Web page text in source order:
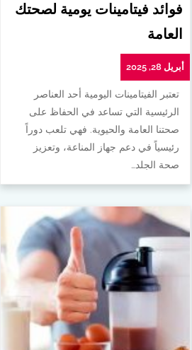
فوائد فيتامينات يومية لصحتك
العامة
أبريل 28, 2025
تعتبر الفيتامينات اليومية أحد العناصر
الرئيسية التي تساعد في الحفاظ على
صحتنا العامة والحيوية. فهي تلعب دوراً
رئيسياً في دعم جهاز المناعة، وتعزيز
صحة الجلد…